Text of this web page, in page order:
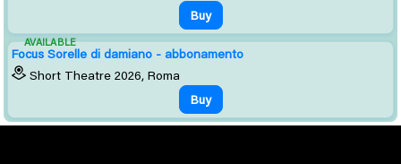
Buy
Focus Sorelle di damiano - abbonamento
Short Theatre 2026, Roma
AVAILABLE
Buy